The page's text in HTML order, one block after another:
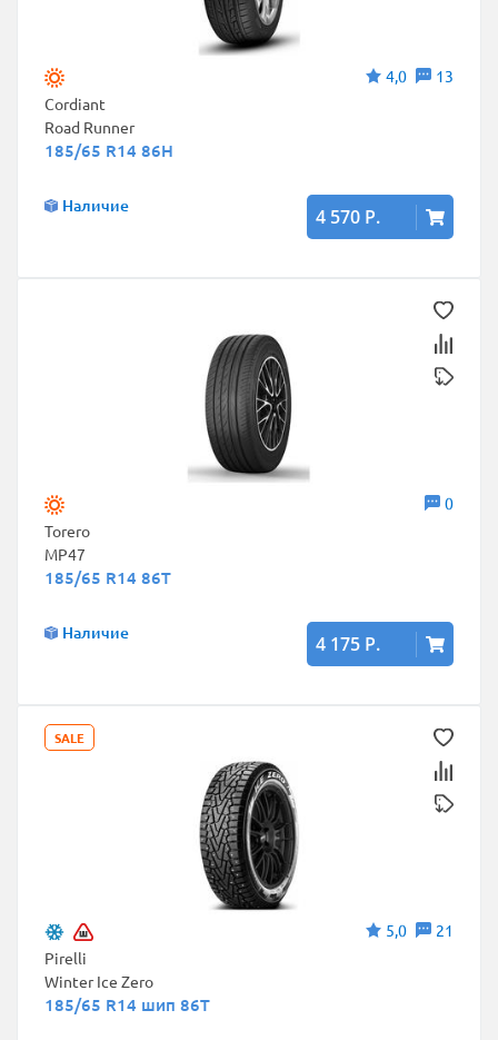
4,0
13
Cordiant
Road Runner
185/65 R14 86H
Наличие 4 570 Р.
0
Torero
MP47
185/65 R14 86T
Наличие 4 175 Р.
SALE
5,0
21
Pirelli
Winter Ice Zero
185/65 R14 шип 86T